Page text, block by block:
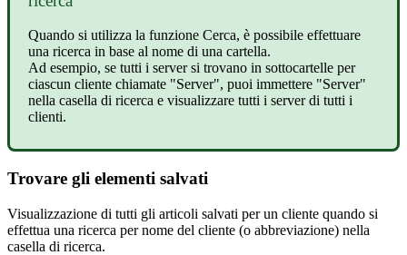
Quando si utilizza la funzione Cerca, è possibile effettuare
una ricerca in base al nome di una cartella.
Ad esempio, se tutti i server si trovano in sottocartelle per
ciascun cliente chiamate "Server", puoi immettere "Server"
nella casella di ricerca e visualizzare tutti i server di tutti i
clienti.
Trovare gli elementi salvati
Visualizzazione di tutti gli articoli salvati per un cliente quando si
effettua una ricerca per nome del cliente (o abbreviazione) nella
casella di ricerca.